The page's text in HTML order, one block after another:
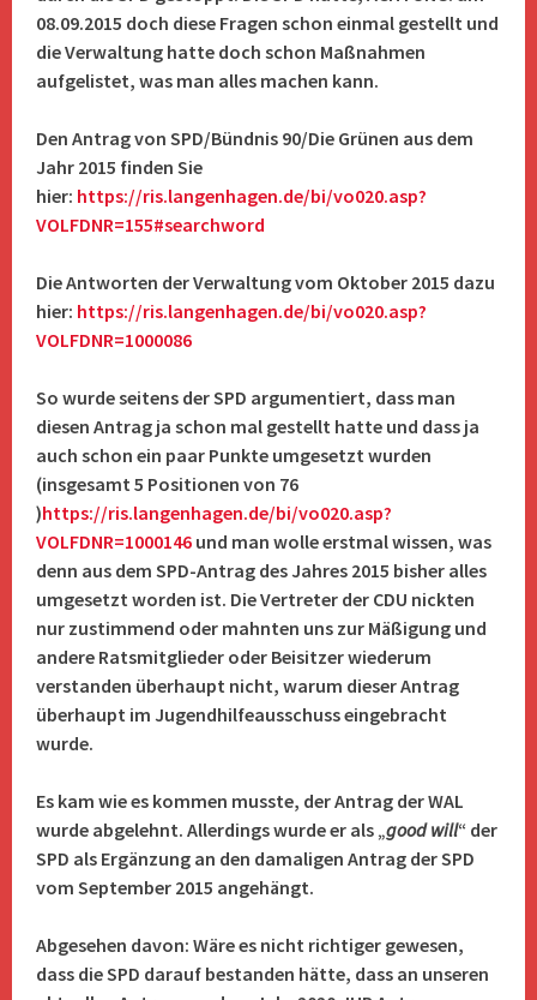
08.09.2015 doch diese Fragen schon einmal gestellt und
die Verwaltung hatte doch schon Maßnahmen
aufgelistet, was man alles machen kann.
Den Antrag von SPD/Bündnis 90/Die Grünen aus dem
Jahr 2015 finden Sie
hier: https://ris.langenhagen.de/bi/vo020.asp?
VOLFDNR=155#searchword
Die Antworten der Verwaltung vom Oktober 2015 dazu
hier: https://ris.langenhagen.de/bi/vo020.asp?
VOLFDNR=1000086
So wurde seitens der SPD argumentiert, dass man
diesen Antrag ja schon mal gestellt hatte und dass ja
auch schon ein paar Punkte umgesetzt wurden
(insgesamt 5 Positionen von 76
)https://ris.langenhagen.de/bi/vo020.asp?
VOLFDNR=1000146 und man wolle erstmal wissen, was
denn aus dem SPD-Antrag des Jahres 2015 bisher alles
umgesetzt worden ist. Die Vertreter der CDU nickten
nur zustimmend oder mahnten uns zur Mäßigung und
andere Ratsmitglieder oder Beisitzer wiederum
verstanden überhaupt nicht, warum dieser Antrag
überhaupt im Jugendhilfeausschuss eingebracht
wurde.
Es kam wie es kommen musste, der Antrag der WAL
wurde abgelehnt. Allerdings wurde er als „good will“ der
SPD als Ergänzung an den damaligen Antrag der SPD
vom September 2015 angehängt.
Abgesehen davon: Wäre es nicht richtiger gewesen,
dass die SPD darauf bestanden hätte, dass an unseren